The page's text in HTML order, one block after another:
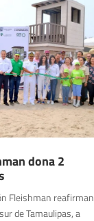
dona 2
Fleishman reafirman
de Tamaulipas, a